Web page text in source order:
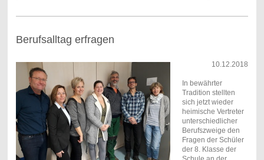
Berufsalltag erfragen
10.12.2018
In bewährter
Tradition stellten
sich jetzt wieder
heimische Vertreter
unterschiedlicher
Berufszweige den
Fragen der Schüler
der 8. Klasse der